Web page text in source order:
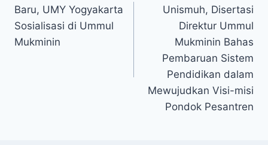
Baru, UMY Yogyakarta
Sosialisasi di Ummul
Mukminin
Unismuh, Disertasi
Direktur Ummul
Mukminin Bahas
Pembaruan Sistem
Pendidikan dalam
Mewujudkan Visi-misi
Pondok Pesantren